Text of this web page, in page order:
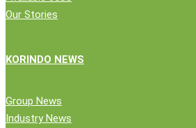
Our Stories
KORINDO NEWS
Group News
Industry News